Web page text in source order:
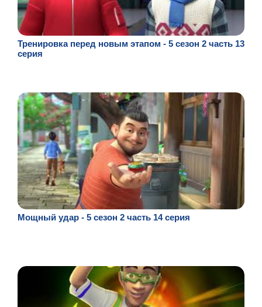
Тренировка перед новым этапом - 5 сезон 2 часть 13
серия
Мощный удар - 5 сезон 2 часть 14 серия